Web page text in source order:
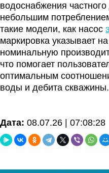
водоснабжения
небольшим
такие модели, как насос
маркировка указывает
номинальную
что помогает
оптимальным
воды и дебита скважины.
Дата: 08.07.26 | 07:08:28